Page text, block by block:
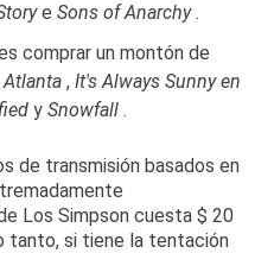
e Sons of Anarchy.
comprar un montón de
Atlanta , It's Always Sunny en
y Snowfall .
de transmisión basados ​​en
Los Simpson cuesta $ 20
tanto, si tiene la tentación